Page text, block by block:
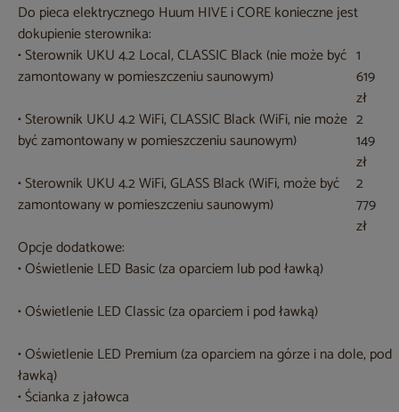
Do pieca elektrycznego Huum HIVE i CORE konieczne jest
dokupienie sterownika:
• Sterownik UKU 4.2 Local, CLASSIC Black (nie może być
zamontowany w pomieszczeniu saunowym)
1
619
zł
• Sterownik UKU 4.2 WiFi, CLASSIC Black (WiFi, nie może
być zamontowany w pomieszczeniu saunowym)
2
149
zł
• Sterownik UKU 4.2 WiFi, GLASS Black (WiFi, może być
zamontowany w pomieszczeniu saunowym)
2
779
zł
Opcje dodatkowe:
• Oświetlenie LED Basic (za oparciem lub pod ławką)
• Oświetlenie LED Classic (za oparciem i pod ławką)
• Oświetlenie LED Premium (za oparciem na górze i na dole, pod
ławką)
• Ścianka z jałowca